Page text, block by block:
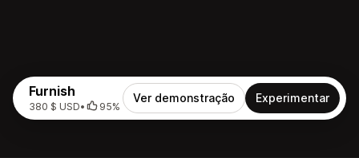
Furnish
380 $ USD• 95%
Ver demonstração Experimentar